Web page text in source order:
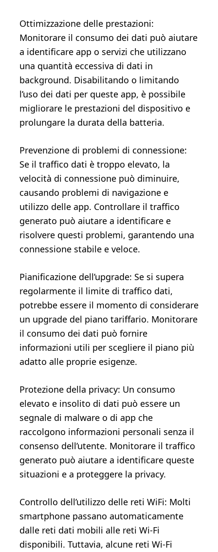
Ottimizzazione delle prestazioni:
Monitorare il consumo dei dati può aiutare
a identificare app o servizi che utilizzano
una quantità eccessiva di dati in
background. Disabilitando o limitando
l’uso dei dati per queste app, è possibile
migliorare le prestazioni del dispositivo e
prolungare la durata della batteria.
Prevenzione di problemi di connessione:
Se il traffico dati è troppo elevato, la
velocità di connessione può diminuire,
causando problemi di navigazione e
utilizzo delle app. Controllare il traffico
generato può aiutare a identificare e
risolvere questi problemi, garantendo una
connessione stabile e veloce.
Pianificazione dell’upgrade: Se si supera
regolarmente il limite di traffico dati,
potrebbe essere il momento di considerare
un upgrade del piano tariffario. Monitorare
il consumo dei dati può fornire
informazioni utili per scegliere il piano più
adatto alle proprie esigenze.
Protezione della privacy: Un consumo
elevato e insolito di dati può essere un
segnale di malware o di app che
raccolgono informazioni personali senza il
consenso dell’utente. Monitorare il traffico
generato può aiutare a identificare queste
situazioni e a proteggere la privacy.
Controllo dell’utilizzo delle reti WiFi: Molti
smartphone passano automaticamente
dalle reti dati mobili alle reti Wi-Fi
disponibili. Tuttavia, alcune reti Wi-Fi